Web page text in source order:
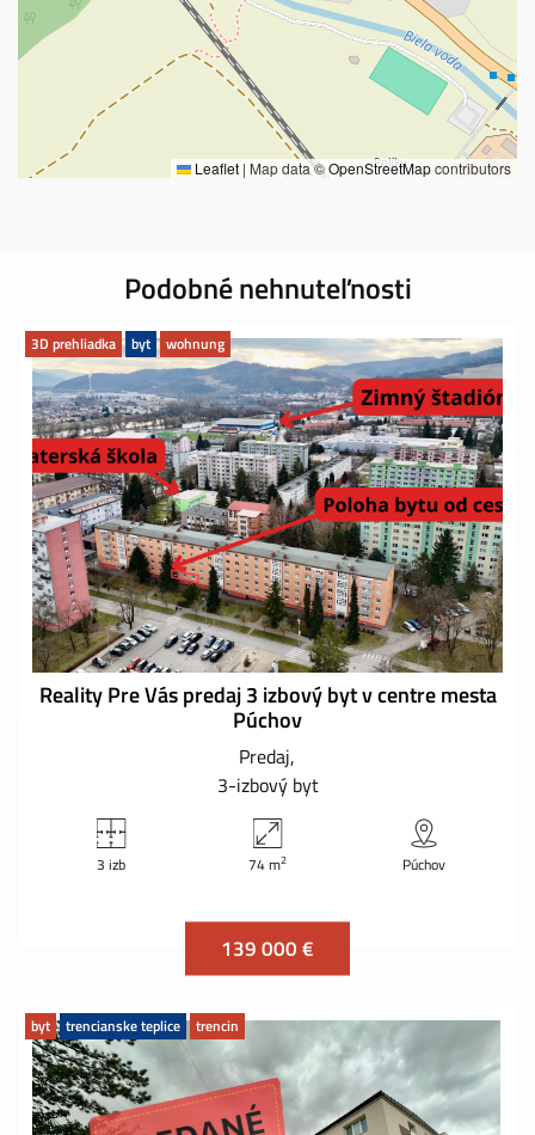
Leaflet | Map data ©OpenStreetMapcontributors
Podobné nehnuteľnosti
3D prehliadka byt wohnung
Reality Pre Vás predaj 3 izbový byt v centre mesta
Púchov
Predaj
3-izbový byt
3 izb 74 m2 Púchov
139 000 €
byt trencianske teplice trencin